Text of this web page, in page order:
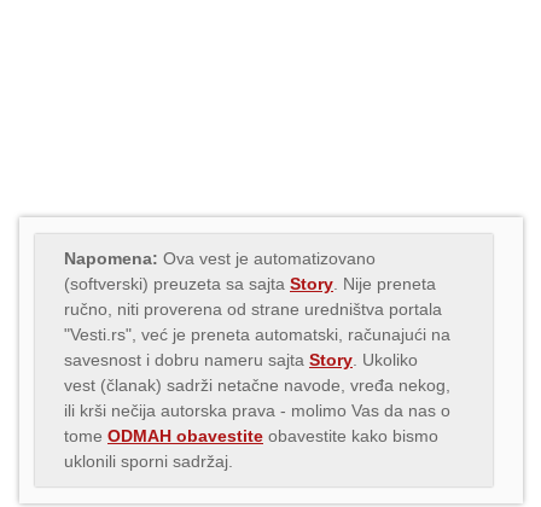
Napomena: Ova vest je automatizovano
(softverski) preuzeta sa sajta Story . Nije preneta
ručno, niti proverena od strane uredništva portala
"Vesti.rs", već je preneta automatski, računajući na
savesnost i dobru nameru sajta Story . Ukoliko
vest (članak) sadrži netačne navode, vređa nekog,
ili krši nečija autorska prava - molimo Vas da nas o
tome ODMAH obavestite obavestite kako bismo
uklonili sporni sadržaj.